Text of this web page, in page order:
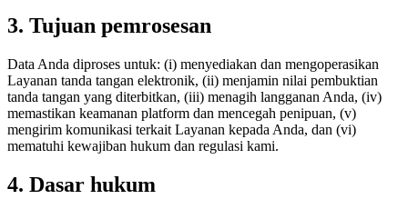
3. Tujuan pemrosesan
Data Anda diproses untuk: (i) menyediakan dan mengoperasikan
Layanan tanda tangan elektronik, (ii) menjamin nilai pembuktian
tanda tangan yang diterbitkan, (iii) menagih langganan Anda, (iv)
memastikan keamanan platform dan mencegah penipuan, (v)
mengirim komunikasi terkait Layanan kepada Anda, dan (vi)
mematuhi kewajiban hukum dan regulasi kami.
4. Dasar hukum